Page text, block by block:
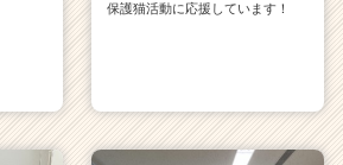
保護猫活動に応援しています！